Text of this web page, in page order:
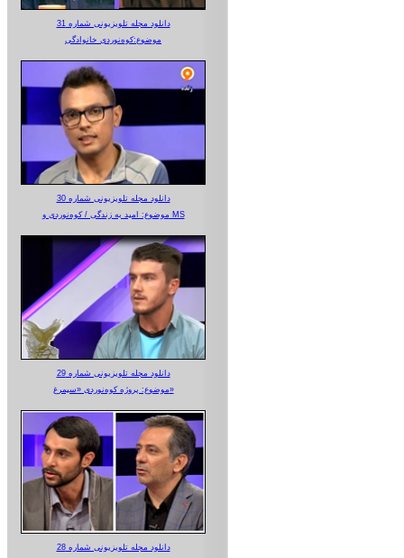
دانلود مجله تلویزیونی شماره 31
موضوع:کوه‌نوردی خانوادگی
دانلود مجله تلویزیونی شماره 30
موضوع: امید به زندگی / کوه‌نوردی و MS
دانلود مجله تلویزیونی شماره 29
موضوع: پروژه کوه‌نوردی «سیمرغ»
دانلود مجله تلویزیونی شماره 28